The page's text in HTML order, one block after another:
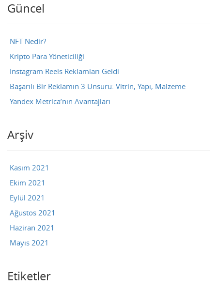
Güncel
NFT Nedir?
Kripto Para Yöneticiliği
Instagram Reels Reklamları Geldi
Başarılı Bir Reklamın 3 Unsuru: Vitrin, Yapı, Malzeme
Yandex Metrica’nın Avantajları
Arşiv
Kasım 2021
Ekim 2021
Eylül 2021
Ağustos 2021
Haziran 2021
Mayıs 2021
Etiketler